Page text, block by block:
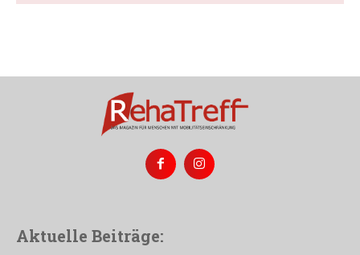
Aktuelle Beiträge: